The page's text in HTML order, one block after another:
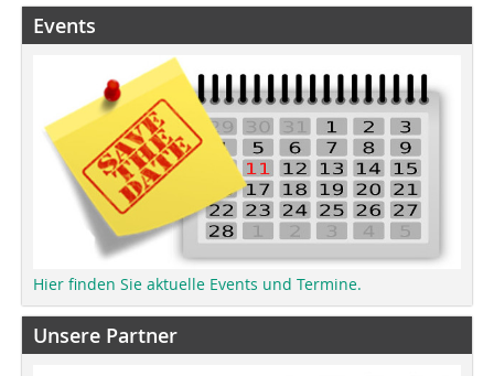
Events
Hier finden Sie aktuelle Events und Termine.
Unsere Partner